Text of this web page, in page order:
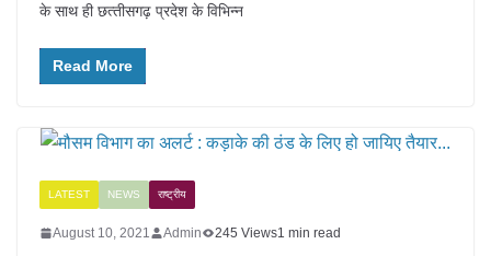
के साथ ही छत्‍तीसगढ़ प्रदेश के विभिन्न
Read More
LATEST NEWS राष्ट्रीय
August 10, 2021 Admin 245 Views1 min read